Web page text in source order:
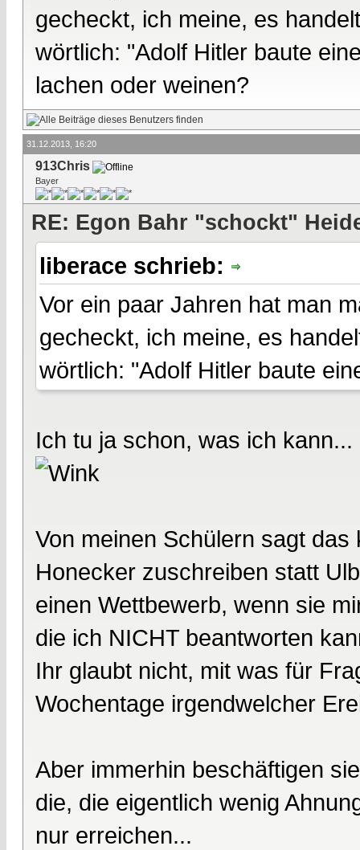
gecheckt, ich meine, es
wörtlich: "Adolf Hitler baute
lachen oder weinen?
31.12.2013, 16:20
913Chris
Bayer
RE: Egon Bahr "schockt"
liberace schrieb:
Vor ein paar Jahren hat man
gecheckt, ich meine, es
wörtlich: "Adolf Hitler baute
Ich tu ja schon, was ich kann...
Von meinen Schülern sagt
Honecker zuschreiben statt
einen Wettbewerb, wenn sie
die ich NICHT beantworten
Ihr glaubt nicht, mit was für
Wochentage irgendwelcher
Aber immerhin beschäftigen
die, die eigentlich wenig
nur erreichen...